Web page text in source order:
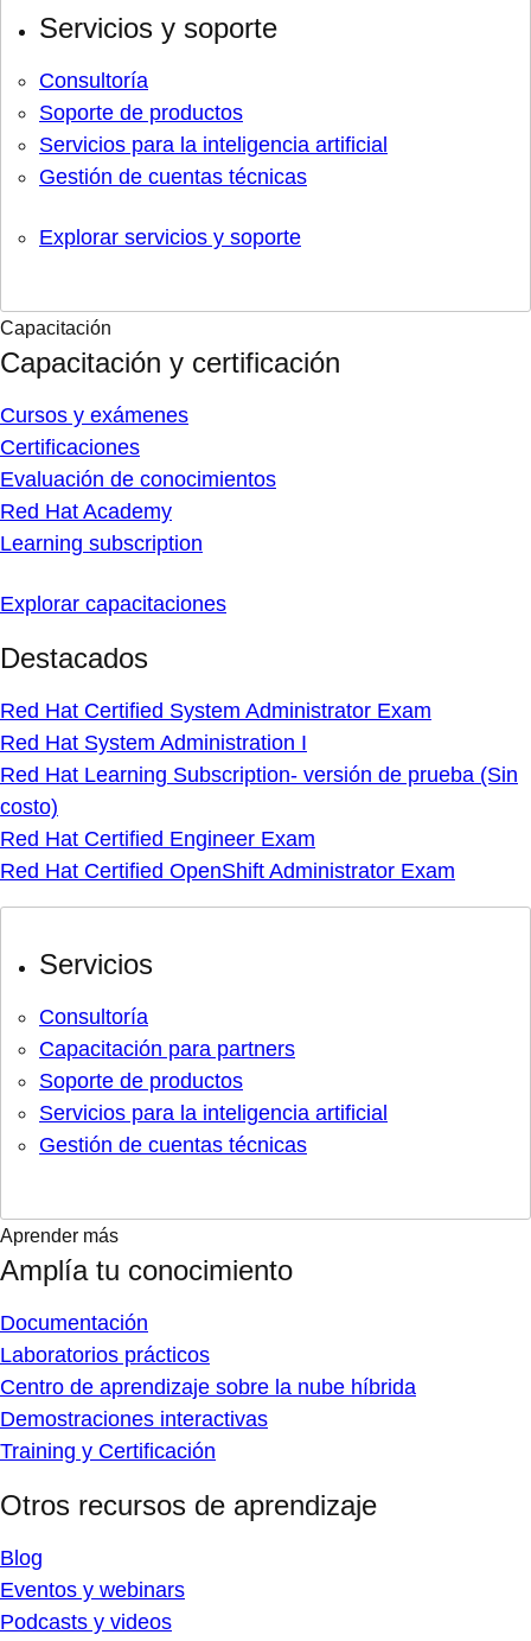
Servicios y soporte
Consultoría
Soporte de productos
Servicios para la inteligencia artificial
Gestión de cuentas técnicas
Explorar servicios y soporte
Capacitación
Capacitación y certificación
Cursos y exámenes
Certificaciones
Evaluación de conocimientos
Red Hat Academy
Learning subscription
Explorar capacitaciones
Destacados
Red Hat Certified System Administrator Exam
Red Hat System Administration I
Red Hat Learning Subscription- versión de prueba (Sin
costo)
Red Hat Certified Engineer Exam
Red Hat Certified OpenShift Administrator Exam
Servicios
Consultoría
Capacitación para partners
Soporte de productos
Servicios para la inteligencia artificial
Gestión de cuentas técnicas
Aprender más
Amplía tu conocimiento
Documentación
Laboratorios prácticos
Centro de aprendizaje sobre la nube híbrida
Demostraciones interactivas
Training y Certificación
Otros recursos de aprendizaje
Blog
Eventos y webinars
Podcasts y videos